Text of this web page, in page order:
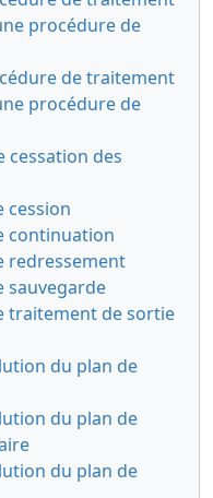
procédure de
de traitement
procédure de
cessation des
cession
continuation
redressement
sauvegarde
traitement de sortie
du plan de
du plan de
du plan de